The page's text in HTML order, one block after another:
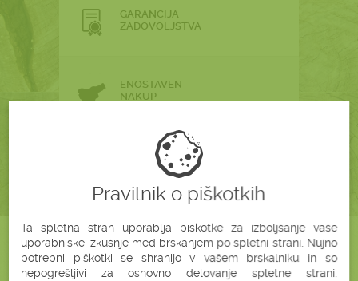
GARANCIJA
ZADOVOLJSTVA
ENOSTAVEN
NAKUP
NARAVNO
ZDRAVO
ZRAVENBIO ŠIPEK V PRAHU (250 G)PRIPOROČAMO
TUDI ....
Pravilnik o piškotkih
Ta spletna stran uporablja piškotke za izboljšanje vaše
uporabniške izkušnje med brskanjem po spletni strani. Nujno
potrebni piškotki se shranijo v vašem brskalniku in so
nepogrešljivi za osnovno delovanje spletne strani.